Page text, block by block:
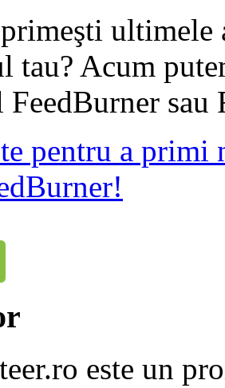
tau? Acum
sau
pentru a primi
este un